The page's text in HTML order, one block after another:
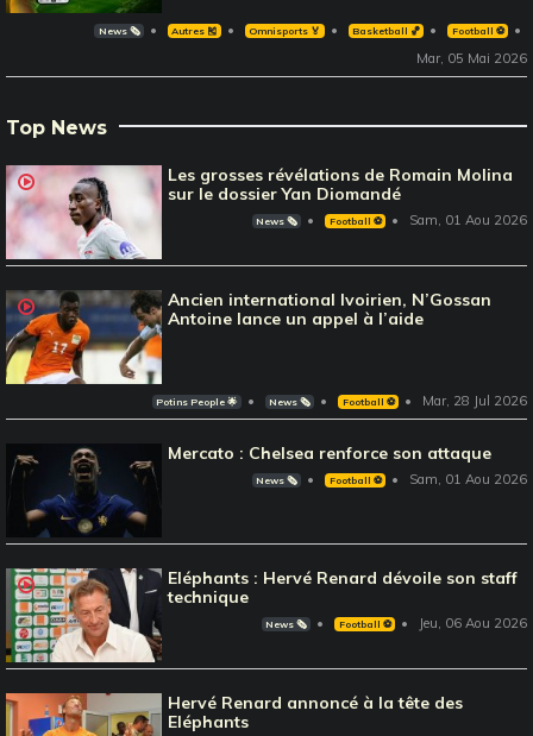
News 🗞️ Autres 🎽 Omnisports 🏅 Basketball 🏀 Football ⚽️
Mar, 05 Mai 2026
Top News
Les grosses révélations de Romain Molina
sur le dossier Yan Diomandé
News 🗞️ Football ⚽️ Sam, 01 Aou 2026
Ancien international Ivoirien, N’Gossan
Antoine lance un appel à l’aide
Potins People 🌟 News 🗞️ Football ⚽️ Mar, 28 Jul 2026
Mercato : Chelsea renforce son attaque
News 🗞️ Football ⚽️ Sam, 01 Aou 2026
Eléphants : Hervé Renard dévoile son staff
technique
News 🗞️ Football ⚽️ Jeu, 06 Aou 2026
Hervé Renard annoncé à la tête des
Eléphants